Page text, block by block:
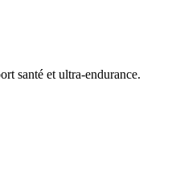
santé et ultra-endurance.